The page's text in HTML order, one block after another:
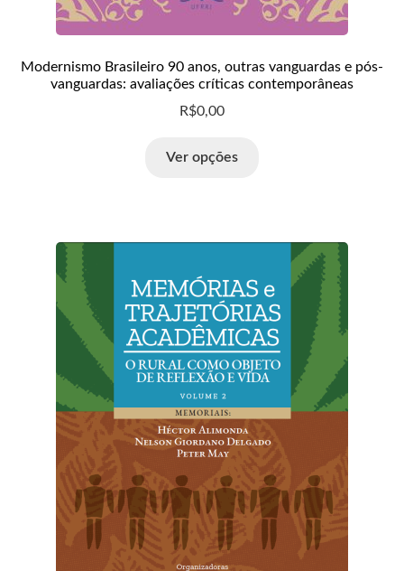
Modernismo Brasileiro 90 anos, outras vanguardas e pós-
vanguardas: avaliações críticas contemporâneas
R$0,00
Ver opções